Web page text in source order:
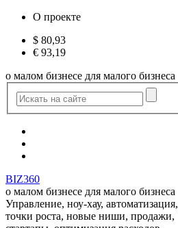
О проекте
$ 80,93
€ 93,19
о малом бизнесе для малого бизнеса
BIZ360
о малом бизнесе для малого бизнеса
Управление, ноу-хау, автоматизация,
точки роста, новые ниши, продажи,